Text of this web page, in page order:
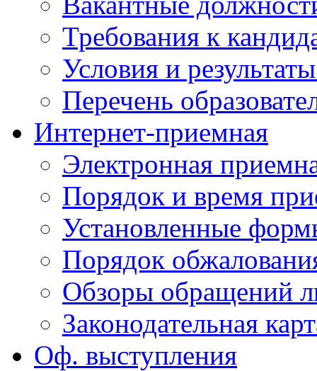
Требования к
Условия и
Перечень
Интернет-приемная
Электронная
Порядок и время
Установленные
Порядок
Обзоры обращений
Законодательная
Оф. выступления